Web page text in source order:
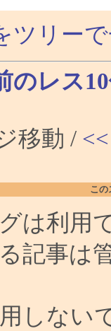
ツリー
のレス
移動 / <<
この
は利用
記事は
しない